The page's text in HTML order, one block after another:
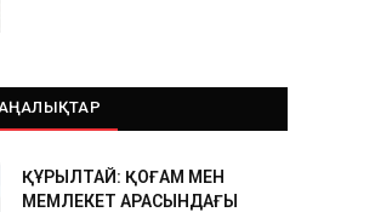
ҚҰРЫЛТАЙ: ҚОҒАМ МЕН
МЕМЛЕКЕТ АРАСЫНДАҒЫ